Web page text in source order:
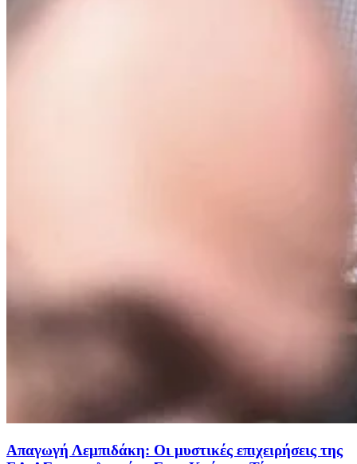
Απαγωγή Λεμπιδάκη: Οι μυστικές επιχειρήσεις της